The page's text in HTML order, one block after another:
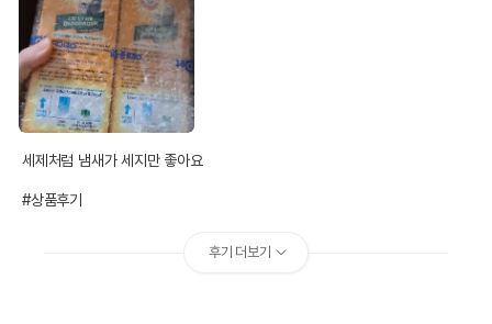
세제처럼 냄새가 세지만 좋아요
#상품후기
후기 더보기